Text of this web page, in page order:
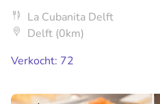
La Cubanita Delft
Delft (0km)
Verkocht: 72